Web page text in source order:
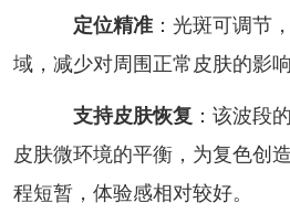
定位精准：光斑可调节
域，减少对周围正常皮肤的影响
支持皮肤恢复 ：该波段
皮肤微环境的平衡，为复色创
程短暂，体验感相对较好。